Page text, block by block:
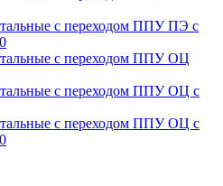
с переходом ППУ ПЭ с
с переходом ППУ ОЦ
с переходом ППУ ОЦ с
с переходом ППУ ОЦ с